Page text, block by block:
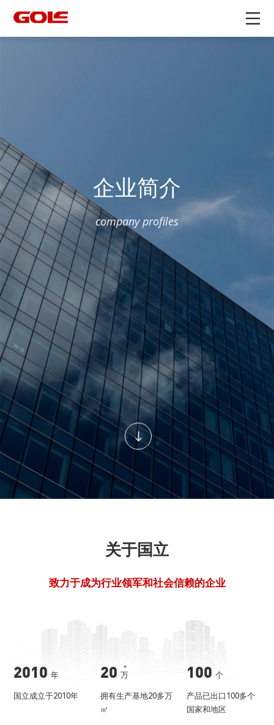
企业简介
company profiles
关于国立
致力于成为行业领军和社会信赖的企业
2010 年
国立成立于2010年
20 万
拥有生产基地20多万
㎡
100 个
产品已出口100多个
国家和地区